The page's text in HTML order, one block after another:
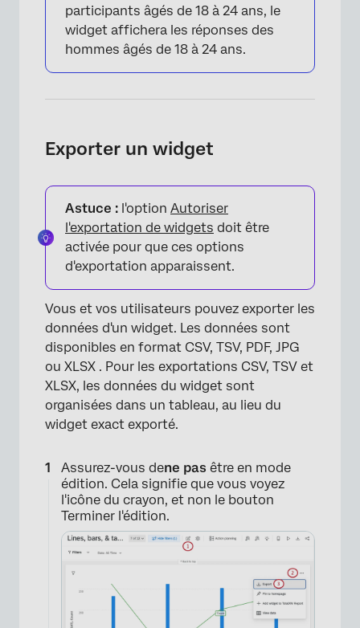
participants âgés de 18 à 24 ans, le
widget affichera les réponses des
hommes âgés de 18 à 24 ans.
Exporter un widget
Astuce : l'option Autoriser
l'exportation de widgets doit être
activée pour que ces options
d'exportation apparaissent.
Vous et vos utilisateurs pouvez exporter les
données d'un widget. Les données sont
disponibles en format CSV, TSV, PDF, JPG
ou XLSX . Pour les exportations CSV, TSV et
XLSX, les données du widget sont
organisées dans un tableau, au lieu du
widget exact exporté.
Assurez-vous dene pas être en mode
édition. Cela signifie que vous voyez
l'icône du crayon, et non le bouton
Terminer l'édition.